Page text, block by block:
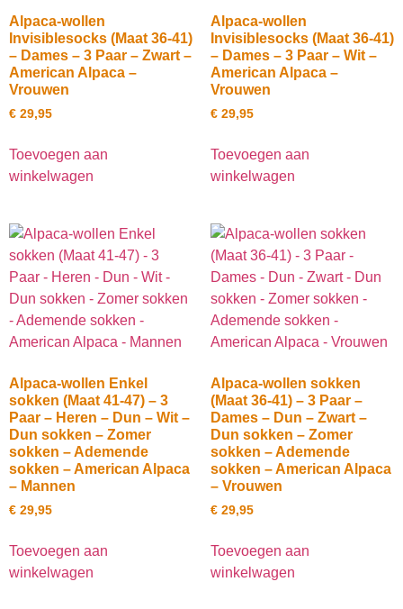
Alpaca-wollen
Invisiblesocks (Maat 36-41)
– Dames – 3 Paar – Zwart –
American Alpaca –
Vrouwen
€ 29,95
Toevoegen aan
winkelwagen
Alpaca-wollen
Invisiblesocks (Maat 36-41)
– Dames – 3 Paar – Wit –
American Alpaca –
Vrouwen
€ 29,95
Toevoegen aan
winkelwagen
Alpaca-wollen Enkel
sokken (Maat 41-47) – 3
Paar – Heren – Dun – Wit –
Dun sokken – Zomer
sokken – Ademende
sokken – American Alpaca
– Mannen
€ 29,95
Toevoegen aan
winkelwagen
Alpaca-wollen sokken
(Maat 36-41) – 3 Paar –
Dames – Dun – Zwart –
Dun sokken – Zomer
sokken – Ademende
sokken – American Alpaca
– Vrouwen
€ 29,95
Toevoegen aan
winkelwagen